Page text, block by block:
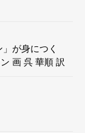
が身につく
画 呉 華順 訳